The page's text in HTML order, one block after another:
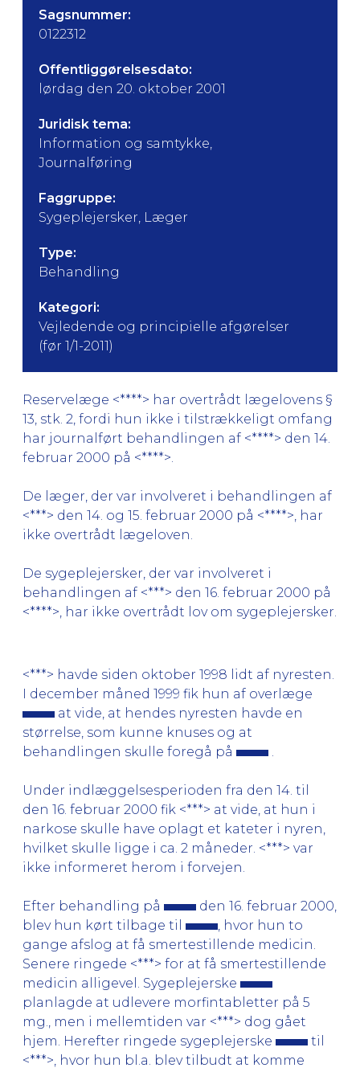
Sagsnummer:
0122312
Offentliggørelsesdato:
lørdag den 20. oktober 2001
Juridisk tema:
Information og samtykke,
Journalføring
Faggruppe:
Sygeplejersker, Læger
Type:
Behandling
Kategori:
Vejledende og principielle afgørelser
(før 1/1-2011)
Reservelæge <****> har overtrådt lægelovens §
13, stk. 2, fordi hun ikke i tilstrækkeligt omfang
har journalført behandlingen af <****> den 14.
februar 2000 på <****>.
De læger, der var involveret i behandlingen af
<***> den 14. og 15. februar 2000 på <****>, har
ikke overtrådt lægeloven.
De sygeplejersker, der var involveret i
behandlingen af <***> den 16. februar 2000 på
<****>, har ikke overtrådt lov om sygeplejersker.
<***> havde siden oktober 1998 lidt af nyresten.
I december måned 1999 fik hun af overlæge
at vide, at hendes nyresten havde en
størrelse, som kunne knuses og at
behandlingen skulle foregå på
Under indlæggelsesperioden fra den 14. til
den 16. februar 2000 fik <***> at vide, at hun i
narkose skulle have oplagt et kateter i nyren,
hvilket skulle ligge i ca. 2 måneder. <***> var
ikke informeret herom i forvejen.
Efter behandling på
den 16. februar 2000,
blev hun kørt tilbage til
, hvor hun to
gange afslog at få smertestillende medicin.
Senere ringede <***> for at få smertestillende
medicin alligevel. Sygeplejerske
planlagde at udlevere morfintabletter på 5
mg., men i mellemtiden var <***> dog gået
hjem. Herefter ringede sygeplejerske
til
<***>, hvor hun bl.a. blev tilbudt at komme